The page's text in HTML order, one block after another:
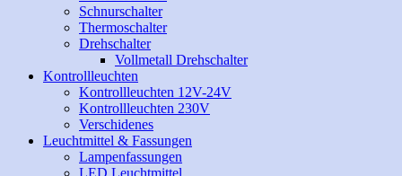
Schnurschalter
Thermoschalter
Drehschalter
Vollmetall Drehschalter
Kontrollleuchten
Kontrollleuchten 12V-24V
Kontrollleuchten 230V
Verschidenes
Leuchtmittel & Fassungen
Lampenfassungen
LED Leuchtmittel